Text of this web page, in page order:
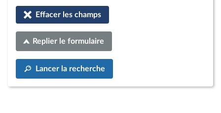
Effacer les champs
Replier le formulaire
Lancer la recherche